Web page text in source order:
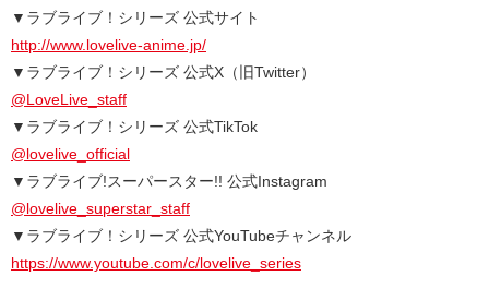
▼ラブライブ！シリーズ 公式サイト
http://www.lovelive-anime.jp/
▼ラブライブ！シリーズ 公式X（旧Twitter）
@LoveLive_staff
▼ラブライブ！シリーズ 公式TikTok
@lovelive_official
▼ラブライブ!スーパースター!! 公式Instagram
@lovelive_superstar_staff
▼ラブライブ！シリーズ 公式YouTubeチャンネル
https://www.youtube.com/c/lovelive_series